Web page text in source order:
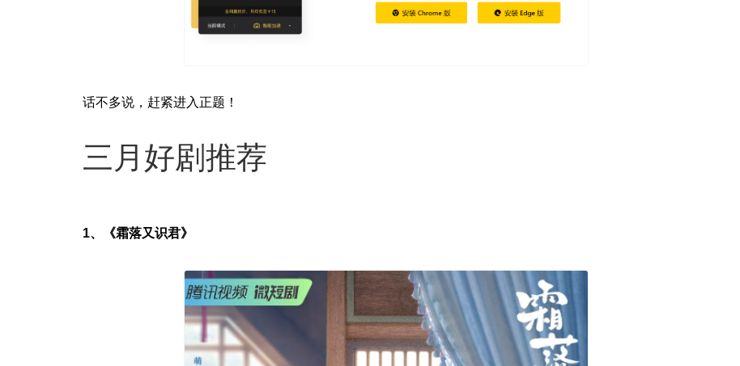
话不多说，赶紧进入正题！
三月好剧推荐
1、《霜落又识君》